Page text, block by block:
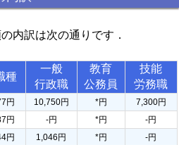
内訳は次の通りです．
種
一般
行政職
教育
公務員
技能
労務職
円 10,750円 *円
7,300円
円 -円 *円
-円
円 1,046円 *円
-円